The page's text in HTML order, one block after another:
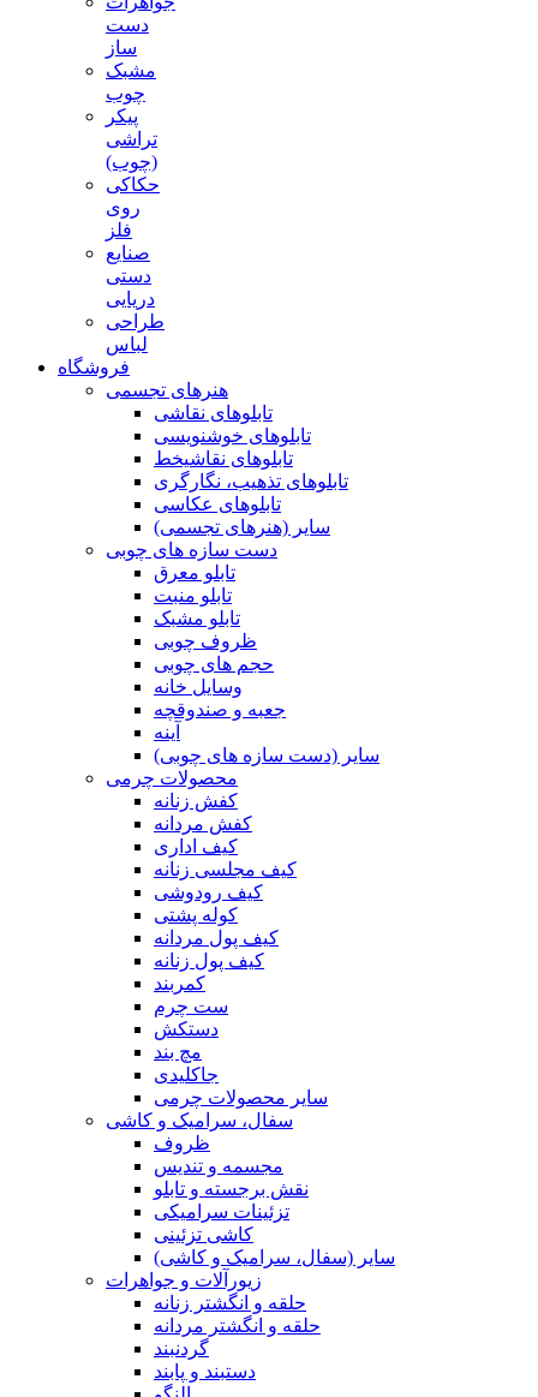
دست
ساز
مشبک
چوب
پیکر
تراشی
(چوب)
حکاکی
روی
فلز
صنایع
دستی
دریایی
طراحی
لباس
فروشگاه
هنرهای تجسمی
تابلوهای نقاشی
تابلوهای خوشنویسی
تابلوهای نقاشیخط
تابلوهای تذهیب، نگارگری
تابلوهای عکاسی
سایر (هنرهای تجسمی)
دست سازه های چوبی
تابلو معرق
تابلو منبت
تابلو مشبک
ظروف چوبی
حجم های چوبی
وسایل خانه
جعبه و صندوقچه
آینه
سایر (دست سازه های چوبی)
محصولات چرمی
کفش زنانه
کفش مردانه
کیف اداری
کیف مجلسی زنانه
کیف رودوشی
کوله پشتی
کیف پول مردانه
کیف پول زنانه
کمربند
ست چرم
دستکش
مچ بند
جاکلیدی
سایر محصولات چرمی
سفال، سرامیک و کاشی
ظروف
مجسمه و تندیس
نقش برجسته و تابلو
تزئینات سرامیکی
کاشی تزئینی
سایر (سفال، سرامیک و کاشی)
زیورآلات و جواهرات
حلقه و انگشتر زنانه
حلقه و انگشتر مردانه
گردنبند
دستبند و پابند